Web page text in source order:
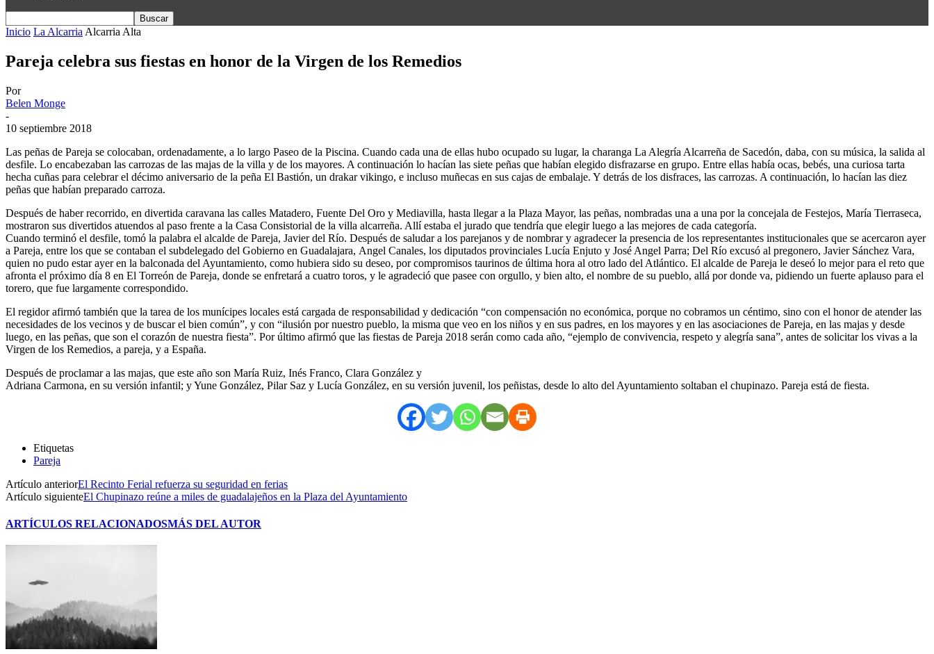
Inicio La Alcarria Alcarria Alta
Pareja celebra sus fiestas en honor de la Virgen de los Remedios
Por
Belen Monge
-
10 septiembre 2018
Las peñas de Pareja se colocaban, ordenadamente, a lo largo Paseo de la Piscina. Cuando cada una de ellas hubo ocupado su lugar, la charanga La Alegría Alcarreña de Sacedón, daba, con su música, la salida al
desfile. Lo encabezaban las carrozas de las majas de la villa y de los mayores. A continuación lo hacían las siete peñas que habían elegido disfrazarse en grupo. Entre ellas había ocas, bebés, una curiosa tarta
hecha cuñas para celebrar el décimo aniversario de la peña El Bastión, un drakar vikingo, e incluso muñecas en sus cajas de embalaje. Y detrás de los disfraces, las carrozas. A continuación, lo hacían las diez
peñas que habían preparado carroza.
Después de haber recorrido, en divertida caravana las calles Matadero, Fuente Del Oro y Mediavilla, hasta llegar a la Plaza Mayor, las peñas, nombradas una a una por la concejala de Festejos, María Tierraseca,
mostraron sus divertidos atuendos al paso frente a la Casa Consistorial de la villa alcarreña. Allí estaba el jurado que tendría que elegir luego a las mejores de cada categoría.
Cuando terminó el desfile, tomó la palabra el alcalde de Pareja, Javier del Río. Después de saludar a los parejanos y de nombrar y agradecer la presencia de los representantes institucionales que se acercaron ayer
a Pareja, entre los que se contaban el subdelegado del Gobierno en Guadalajara, Angel Canales, los diputados provinciales Lucía Enjuto y José Angel Parra; Del Río excusó al pregonero, Javier Sánchez Vara,
quien no pudo estar ayer en la balconada del Ayuntamiento, como hubiera sido su deseo, por compromisos taurinos de última hora al otro lado del Atlántico. El alcalde de Pareja le deseó lo mejor para el reto que
afronta el próximo día 8 en El Torreón de Pareja, donde se enfretará a cuatro toros, y le agradeció que pasee con orgullo, y bien alto, el nombre de su pueblo, allá por donde va, pidiendo un fuerte aplauso para el
torero, que fue largamente correspondido.
El regidor afirmó también que la tarea de los munícipes locales está cargada de responsabilidad y dedicación “con compensación no económica, porque no cobramos un céntimo, sino con el honor de atender las
necesidades de los vecinos y de buscar el bien común”, y con “ilusión por nuestro pueblo, la misma que veo en los niños y en sus padres, en los mayores y en las asociaciones de Pareja, en las majas y desde
luego, en las peñas, que son el corazón de nuestra fiesta”. Por último afirmó que las fiestas de Pareja 2018 serán como cada año, “ejemplo de convivencia, respeto y alegría sana”, antes de solicitar los vivas a la
Virgen de los Remedios, a pareja, y a España.
Después de proclamar a las majas, que este año son María Ruiz, Inés Franco, Clara González y
Adriana Carmona, en su versión infantil; y Yune González, Pilar Saz y Lucía González, en su versión juvenil, los peñistas, desde lo alto del Ayuntamiento soltaban el chupinazo. Pareja está de fiesta.
Etiquetas
Pareja
Artículo anteriorEl Recinto Ferial refuerza su seguridad en ferias
Artículo siguienteEl Chupinazo reúne a miles de guadalajeños en la Plaza del Ayuntamiento
ARTÍCULOS RELACIONADOSMÁS DEL AUTOR